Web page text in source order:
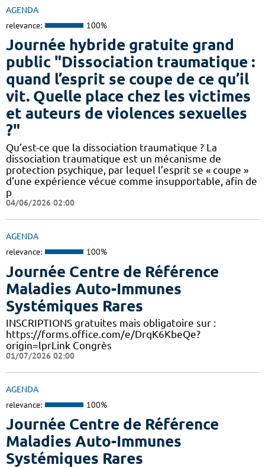
AGENDA
relevance: 100%
Journée hybride gratuite grand
public "Dissociation traumatique :
quand l’esprit se coupe de ce qu’il
vit. Quelle place chez les victimes
et auteurs de violences sexuelles
?"
Qu’est-ce que la dissociation traumatique ? La
dissociation traumatique est un mécanisme de
protection psychique, par lequel l’esprit se « coupe »
d’une expérience vécue comme insupportable, afin de
p
04/06/2026 02:00
AGENDA
relevance: 100%
Journée Centre de Référence
Maladies Auto-Immunes
Systémiques Rares
INSCRIPTIONS gratuites mais obligatoire sur :
https://forms.office.com/e/DrqK6KbeQe?
origin=lprLink Congrès
01/07/2026 02:00
AGENDA
relevance: 100%
Journée Centre de Référence
Maladies Auto-Immunes
Systémiques Rares